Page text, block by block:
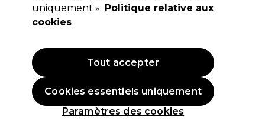
(0)
35,45 €Hors TVA
uniquement ». Politique relative aux
cookies
Paramètres des cookies
Cookies essentiels uniquement
Tout accepter